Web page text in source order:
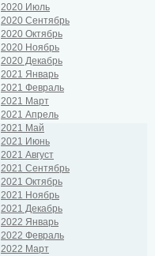
2020 Июль
2020 Сентябрь
2020 Октябрь
2020 Ноябрь
2020 Декабрь
2021 Январь
2021 Февраль
2021 Март
2021 Апрель
2021 Май
2021 Июнь
2021 Август
2021 Сентябрь
2021 Октябрь
2021 Ноябрь
2021 Декабрь
2022 Январь
2022 Февраль
2022 Март